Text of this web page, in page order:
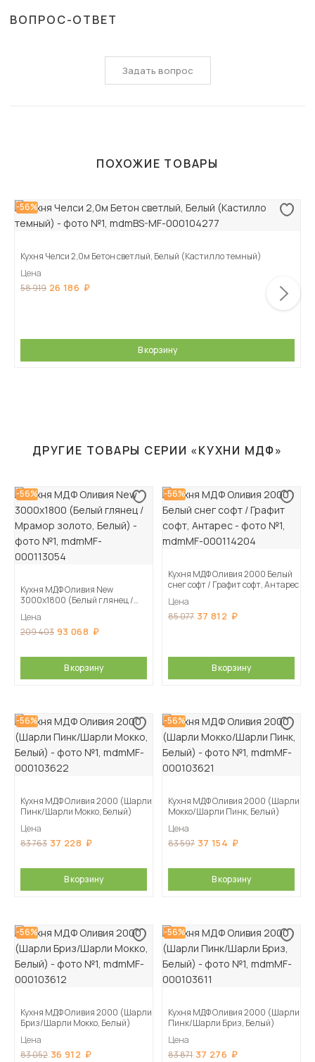
ВОПРОС-ОТВЕТ
Задать вопрос
ПОХОЖИЕ ТОВАРЫ
-56%
Кухня Челси 2,0м Бетон светлый, Белый (Кастилло темный)
Цена
58 919 26 186
В корзину
ДРУГИЕ ТОВАРЫ СЕРИИ «КУХНИ МДФ»
-56%
Кухня МДФ Оливия New
3000х1800 (Белый глянец /
Цена
209 403 93 068
В корзину
-56%
Кухня МДФ Оливия 2000 Белый
снег софт / Графит софт, Антарес
Цена
85 077 37 812
В корзину
-56%
Кухня МДФ Оливия 2000 (Шарли
Пинк/Шарли Мокко, Белый)
Цена
83 763 37 228
В корзину
-56%
Кухня МДФ Оливия 2000 (Шарли
Мокко/Шарли Пинк, Белый)
Цена
83 597 37 154
В корзину
-56%
Кухня МДФ Оливия 2000 (Шарли
Бриз/Шарли Мокко, Белый)
Цена
83 052 36 912
-56%
Кухня МДФ Оливия 2000 (Шарли
Пинк/Шарли Бриз, Белый)
Цена
83 871 37 276